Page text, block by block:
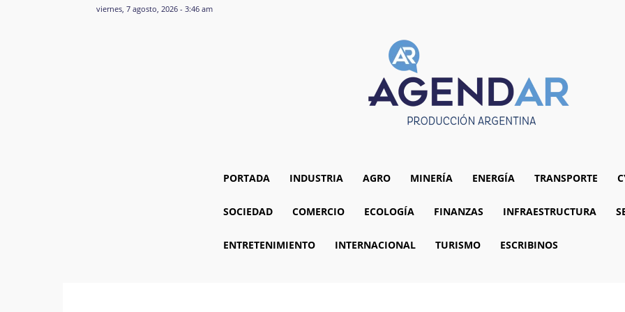
viernes, 7 agosto, 2026 - 3:46 am
PORTADA INDUSTRIA AGRO MINERÍA ENERGÍA TRANSPORTE
SOCIEDAD COMERCIO ECOLOGÍA FINANZAS INFRAESTRUCTURA
ENTRETENIMIENTO INTERNACIONAL TURISMO ESCRIBINOS